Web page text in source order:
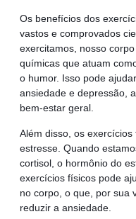
Os benefícios dos
vastos e comprovados
exercitamos, nosso
químicas que atuam
o humor. Isso pode
ansiedade e depressão,
bem-estar geral.
Além disso, os
estresse. Quando
cortisol, o hormônio do
exercícios físicos pode
no corpo, o que, por sua
reduzir a ansiedade.